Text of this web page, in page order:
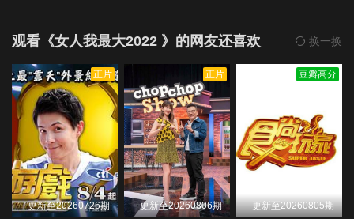
第20220207期 第20220208期 第20220209期
第20220210期 第20220211期 第20220214期
第20220215期 第20220216期 第20220217期
第20220218期 第20220220期 第20220221(微女人)
观看《女人我最大2022 》的网友还喜欢 换一换
正片
更新至20260726期
正片
更新至20260806期
豆瓣高分
更新至20260805期